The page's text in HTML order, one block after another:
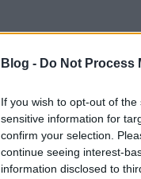
Blog - Do Not Process
If you wish to opt-out of
sensitive information for
confirm your selection.
continue seeing interest-
information disclosed to